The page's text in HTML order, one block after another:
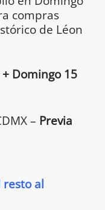
compras
de Léon
Domingo 15
– Previa
resto al